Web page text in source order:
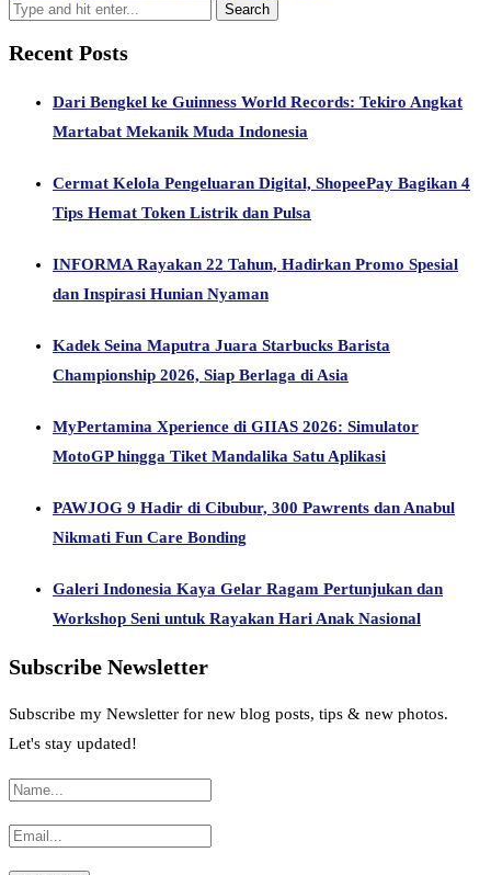
Recent Posts
Dari Bengkel ke Guinness World Records: Tekiro Angkat
Martabat Mekanik Muda Indonesia
Cermat Kelola Pengeluaran Digital, ShopeePay Bagikan 4
Tips Hemat Token Listrik dan Pulsa
INFORMA Rayakan 22 Tahun, Hadirkan Promo Spesial
dan Inspirasi Hunian Nyaman
Kadek Seina Maputra Juara Starbucks Barista
Championship 2026, Siap Berlaga di Asia
MyPertamina Xperience di GIIAS 2026: Simulator
MotoGP hingga Tiket Mandalika Satu Aplikasi
PAWJOG 9 Hadir di Cibubur, 300 Pawrents dan Anabul
Nikmati Fun Care Bonding
Galeri Indonesia Kaya Gelar Ragam Pertunjukan dan
Workshop Seni untuk Rayakan Hari Anak Nasional
Subscribe Newsletter
Subscribe my Newsletter for new blog posts, tips & new photos.
Let's stay updated!